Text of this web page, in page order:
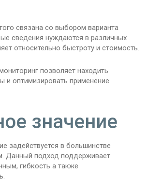
связана со выбором варианта
сведения нуждаются в различных
относительно быстроту и стоимость.
позволяет находить
и оптимизировать применение
значение
задействуется в большинстве
Данный подход поддерживает
гибкость а также